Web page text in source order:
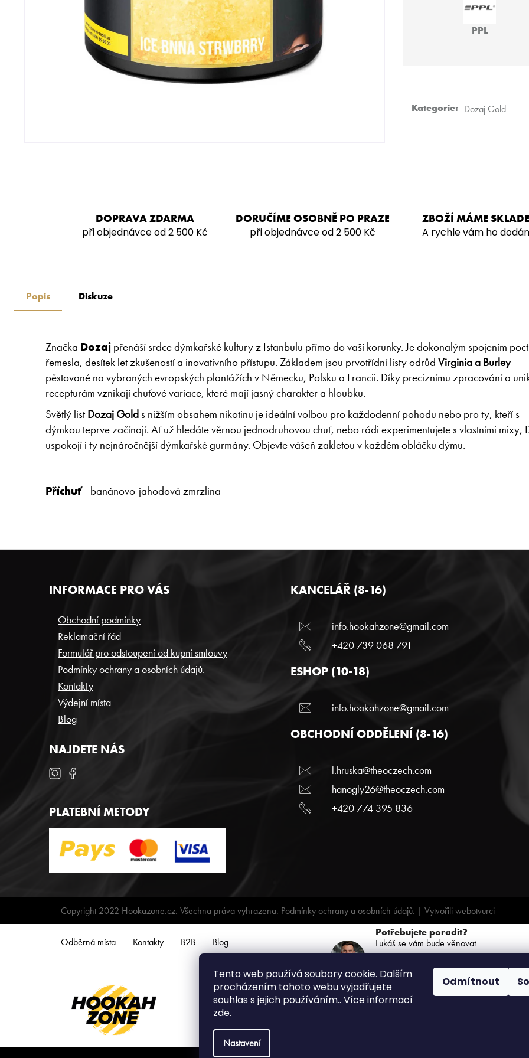
Tento web používá soubory cookie. Dalším
procházením tohoto webu vyjadřujete
souhlas s jejich používáním.. Více informací
zde.
Nastavení
Odmítnout
PPL
Kategorie: Dozaj Gold
DOPRAVA ZDARMA
při objednávce od 2 500 Kč
DORUČÍME OSOBNĚ PO PRAZE
při objednávce od 2 500 Kč
ZBOŽÍ MÁME
A rychle vám ho
Popis Diskuze
Značka Dozaj přenáší srdce dýmkařské kultury z Istanbulu přímo do vaší korunky. Je dokonalým spojením
řemesla, desítek let zkušeností a inovativního přístupu. Základem jsou prvotřídní listy odrůd Virginia a Burley
pěstované na vybraných evropských plantážích v Německu, Polsku a Francii. Díky preciznímu zpracování a
recepturám vznikají chuťové variace, které mají jasný charakter a hloubku.
Světlý list Dozaj Golds nižším obsahem nikotinu je ideální volbou pro každodenní pohodu nebo pro ty, kteří s
dýmkou teprve začínají. Ať už hledáte věrnou jednodruhovou chuť, nebo rádi experimentujete s vlastními mixy,
uspokojí i ty nejnáročnější dýmkařské gurmány. Objevte vášeň zakletou v každém obláčku dýmu.
Příchuť- banánovo-jahodová zmrzlina
VODNÍ DÝMKA - VZ FREAK
4 990 Kč
HMS BASIC
499 Kč
JO! - POMEL:LA
219 Kč
INFORMACE PRO VÁS
Obchodní podmínky
Reklamační řád
Formulář pro odstoupení od kupní smlouvy
Podmínky ochrany a osobních údajů.
Kontakty
Výdejní místa
Blog
NAJDETE NÁS
PLATEBNÍ METODY
KANCELÁŘ (8-16)
info.hookahzone@gmail.com
+420 739 068 791
ESHOP (10-18)
info.hookahzone@gmail.com
OBCHODNÍ ODDĚLENÍ (8-16)
l.hruska@theoczech.com
hanogly26@theoczech.com
+420 774 395 836
Copyright 2022 Hookazone.cz. Všechna práva vyhrazena. Podmínky ochrany a osobních údajů. | Vytvořiliwebotvurci
Odběrná místa Kontakty B2B Blog
Potřebujete poradit?
Lukáš se vám bude věnovat
(PO-PÁ: 8:00 - 16:00)